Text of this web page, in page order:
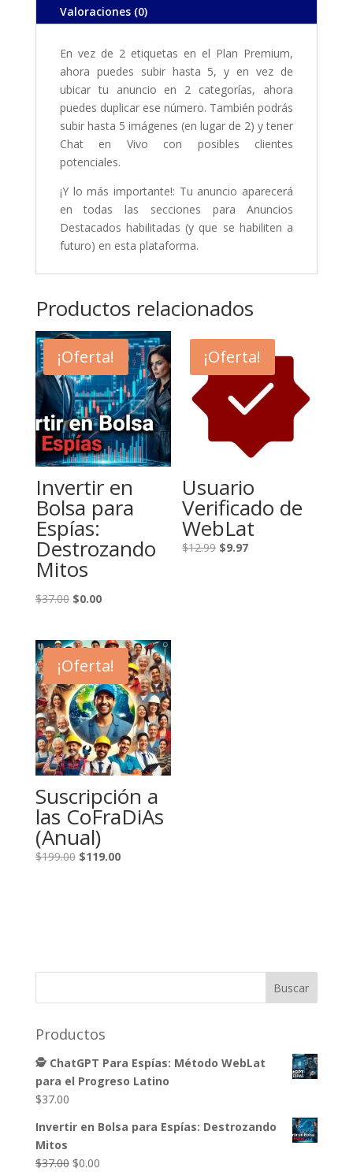
Valoraciones (0)
En vez de 2 etiquetas en el Plan Premium,
ahora puedes subir hasta 5, y en vez de
ubicar tu anuncio en 2 categorías, ahora
puedes duplicar ese número. También podrás
subir hasta 5 imágenes (en lugar de 2) y tener
Chat en Vivo con posibles clientes
potenciales.
¡Y lo más importante!: Tu anuncio aparecerá
en todas las secciones para Anuncios
Destacados habilitadas (y que se habiliten a
futuro) en esta plataforma.
Productos relacionados
¡Oferta!
Invertir en
Bolsa para
Espías:
Destrozando
Mitos
$37.00 El
era:
$37.00.
$0.00El
es:
$0.00.
¡Oferta!
Usuario
Verificado de
WebLat
$12.99 El
$9.97El
¡Oferta!
Suscripción a
las CoFraDiAs
(Anual)
$199.00 El
$119.00El
Productos
🕵️ ChatGPT Para Espías: Método WebLat
para el Progreso Latino
$37.00
Invertir en Bolsa para Espías: Destrozando
Mitos
$37.00 El
$0.00El